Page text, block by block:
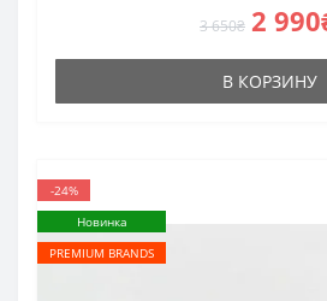
3 650₴ 2
В КОРЗИНУ
-24%
Новинка
PREMIUM BRANDS